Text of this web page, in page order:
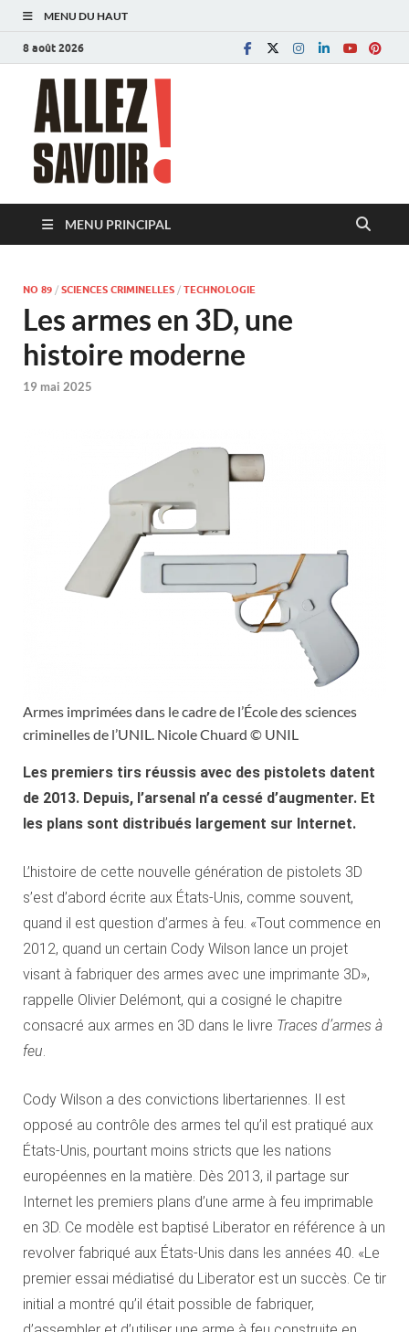
MENU DU HAUT
8 août 2026
MENU PRINCIPAL
NO 89 / SCIENCES CRIMINELLES / TECHNOLOGIE
Les armes en 3D, une
histoire moderne
19 mai 2025
Armes imprimées dans le cadre de l’École des sciences
criminelles de l’UNIL. Nicole Chuard © UNIL
Les premiers tirs réussis avec des pistolets datent
de 2013. Depuis, l’arsenal n’a cessé d’augmenter. Et
les plans sont distribués largement sur Internet.
L’histoire de cette nouvelle génération de pistolets 3D
s’est d’abord écrite aux États-Unis, comme souvent,
quand il est question d’armes à feu. «Tout commence en
2012, quand un certain Cody Wilson lance un projet
visant à fabriquer des armes avec une imprimante 3D»,
rappelle Olivier Delémont, qui a cosigné le chapitre
consacré aux armes en 3D dans le livre Traces d’armes à
feu.
Cody Wilson a des convictions libertariennes. Il est
opposé au contrôle des armes tel qu’il est pratiqué aux
États-Unis, pourtant moins stricts que les nations
européennes en la matière. Dès 2013, il partage sur
Internet les premiers plans d’une arme à feu imprimable
en 3D. Ce modèle est baptisé Liberator en référence à un
revolver fabriqué aux États-Unis dans les années 40. «Le
premier essai médiatisé du Liberator est un succès. Ce tir
initial a montré qu’il était possible de fabriquer,